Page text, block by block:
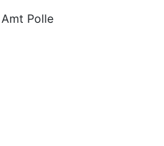
Polle